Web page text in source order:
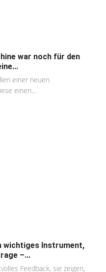
war noch für den
einer neuen
einen...
wichtiges Instrument,
–...
Feedback, sie zeigen,